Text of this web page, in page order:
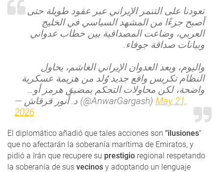
تعودنا على التنمر الإيراني عبر عقود طويلة حتى
أصبح جزءًا من المشهد السياسي في الخليج
العربي، وضاعت المصداقية بين خطاب عدواني
وبيانات صداقة جوفاء.
واليوم، وبعد العدوان الإيراني الغاشم، يحاول
النظام تكريس واقع جديد وُلد من هزيمة عسكرية
واضحة، لكن محاولات التحكم بمضيق هرمز أو…
— د. أنور قرقاش (@AnwarGargash) May 21,
2026
El diplomático añadió que tales acciones son "ilusiones"
que no afectarán la soberanía marítima de Emiratos, y
pidió a Irán que recupere su prestigio regional respetando
la soberanía de sus vecinos y adoptando un lenguaje